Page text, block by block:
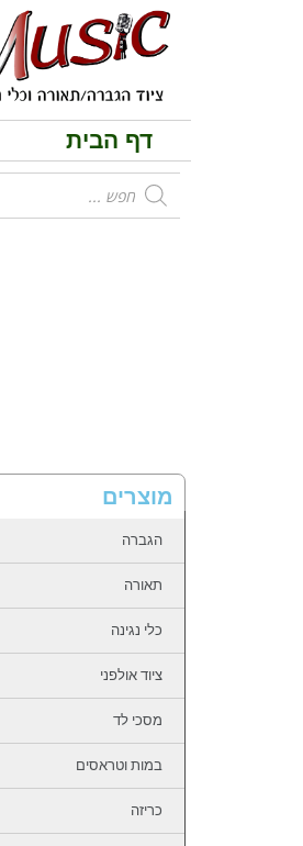
דף הבית
מוצרים
הגברה
תאורה
כלי נגינה
ציוד אולפני
מסכי לד
במות וטראסים
כריזה